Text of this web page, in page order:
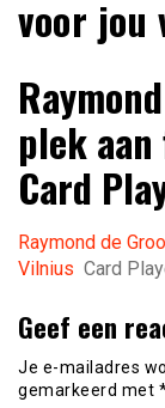
voor jou
plek
Card
Raymond de
Vilnius Card
Geef een
Je e-mailadres
gemarkeerd met